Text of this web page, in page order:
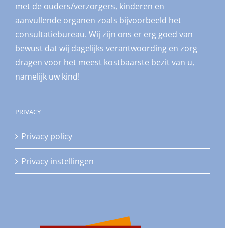
met de ouders/verzorgers, kinderen en
aanvullende organen zoals bijvoorbeeld het
consultatiebureau. Wij zijn ons er erg goed van
bewust dat wij dagelijks verantwoording en zorg
dragen voor het meest kostbaarste bezit van u,
namelijk uw kind!
PRIVACY
Privacy policy
Privacy instellingen